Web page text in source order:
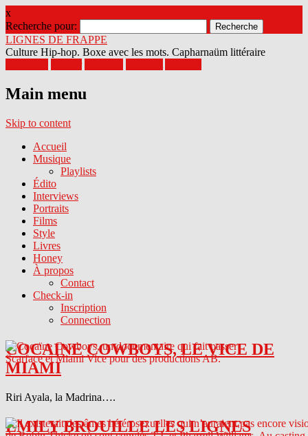
x
Recherche pour:
LIGNES DE FRAPPE
Culture Hip-hop. Boxe avec les mots. Capharnaüm littéraire
Main menu
Skip to content
Accueil
Musique
Playlists
Édito
Interviews
Portraits
Films
Style
Livres
Honey
À propos
Contact
Check-in
Inscription
Connection
COCAINE COWBOYS, LE VICE DE
MIAMI
Riri Ayala, la Madrina….
EMILY BROUILLE LES LIGNES